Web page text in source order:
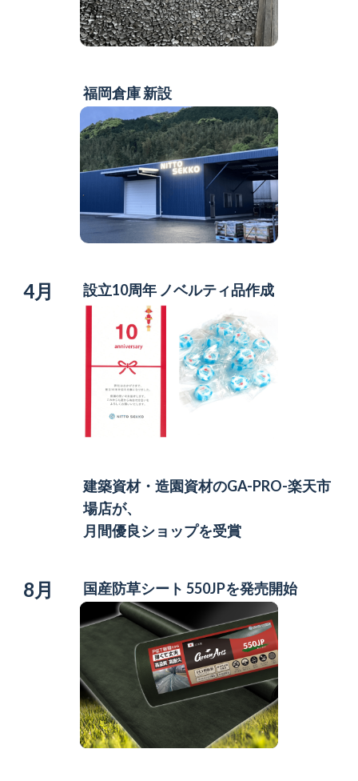
福岡倉庫 新設
4月 設立10周年 ノベルティ品作成
建築資材・造園資材のGA-PRO-楽天市
場店が、
月間優良ショップを受賞
8月 国産防草シート 550JPを発売開始